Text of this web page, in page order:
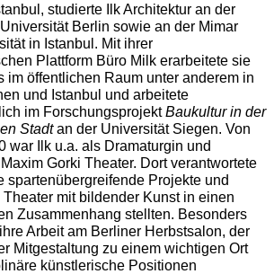
studierte Ilk Architektur an der
Berlin sowie an der Mimar
in Istanbul. Mit ihrer
Plattform Büro Milk erarbeitete sie
im öffentlichen Raum unter anderem in
und Istanbul und arbeitete
im ForschungsprojektBaukultur in der
Stadtan der Universität Siegen. Von
war Ilk u.a. als Dramaturgin und
Gorki Theater. Dort verantwortete
spartenübergreifende Projekte und
Theater mit bildender Kunst in einen
Zusammenhang stellten. Besonders
Arbeit am Berliner Herbstsalon, der
Mitgestaltung zu einem wichtigen Ort
künstlerische Positionen